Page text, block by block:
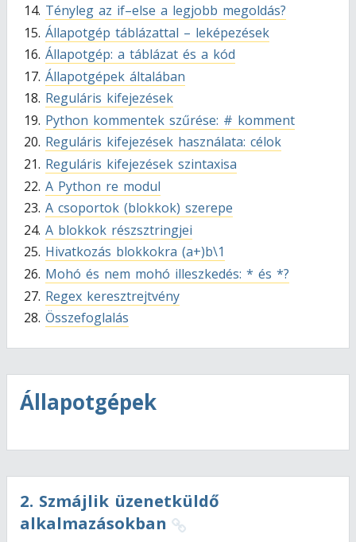
Tényleg az if–else a legjobb megoldás?
Állapotgép táblázattal – leképezések
Állapotgép: a táblázat és a kód
Állapotgépek általában
Reguláris kifejezések
Python kommentek szűrése: # komment
Reguláris kifejezések használata: célok
Reguláris kifejezések szintaxisa
A Python re modul
A csoportok (blokkok) szerepe
A blokkok részsztringjei
Hivatkozás blokkokra (a+)b\1
Mohó és nem mohó illeszkedés: * és *?
Regex keresztrejtvény
Összefoglalás
Állapotgépek
2. Szmájlik üzenetküldő
alkalmazásokban